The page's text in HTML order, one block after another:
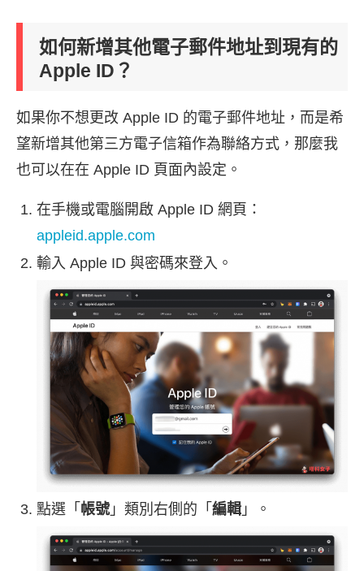
如何新增其他電子郵件地址到現有的
Apple ID？
如果你不想更改 Apple ID 的電子郵件地址，而是希
望新增其他第三方電子信箱作為聯絡方式，那麼我
也可以在在 Apple ID 頁面內設定。
在手機或電腦開啟 Apple ID 網頁：
appleid.apple.com
輸入 Apple ID 與密碼來登入。
點選「 帳號」類別右側的「 編輯 」。